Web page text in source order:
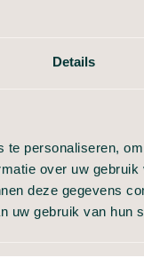
Details
personaliseren,
over uw
deze gegevens
uw gebruik van hun
van
op drie
dat iedere
open solicitatie